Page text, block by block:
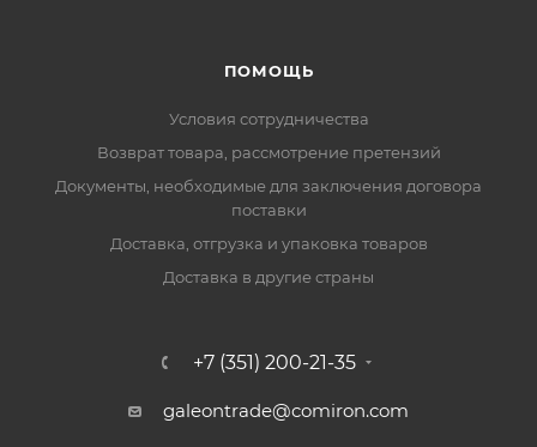
ПОМОЩЬ
Условия сотрудничества
Возврат товара, рассмотрение претензий
Документы, необходимые для заключения договора
поставки
Доставка, отгрузка и упаковка товаров
Доставка в другие страны
+7 (351) 200-21-35
galeontrade@comiron.com